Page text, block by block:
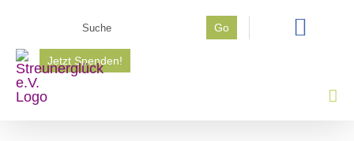
springen
Go
Jetzt Spenden!